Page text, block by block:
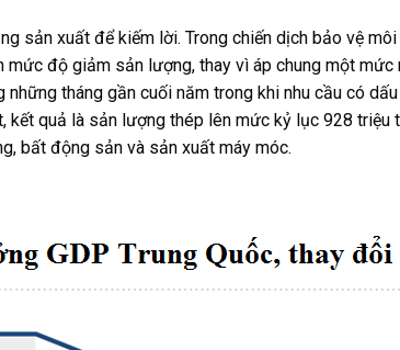
sản xuất để kiếm lời. Trong chiến dịch bảo vệ
mức độ giảm sản lượng, thay vì áp chung một
tháng gần cuối năm trong khi nhu cầu có
kết quả là sản lượng thép lên mức kỷ lục 928
bất động sản và sản xuất máy móc.